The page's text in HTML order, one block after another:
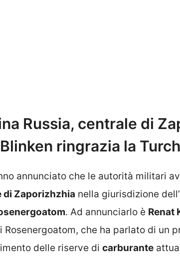
Russia, centrale di
ringrazia la
annunciato che le autorità militari
di Zaporizhzhia nella giurisdizione
. Ad annunciarlo è Renat
che ha parlato di un
delle riserve di carburante